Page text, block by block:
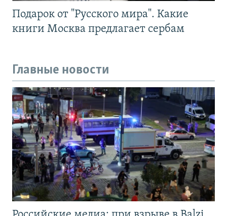
Подарок от "Русского мира". Какие
книги Москва предлагает сербам
Главные новости